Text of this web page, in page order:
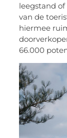
leegstand
van de
hiermee
66.000